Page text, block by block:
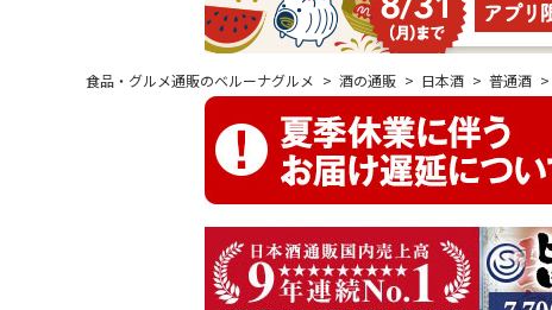
食品・グルメ通販のベルーナグルメ > 酒の通販 > 日本酒 > 普通酒 >